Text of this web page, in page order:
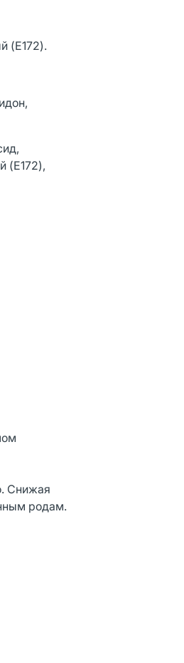
(E172).
(E172),
Снижая
родам.